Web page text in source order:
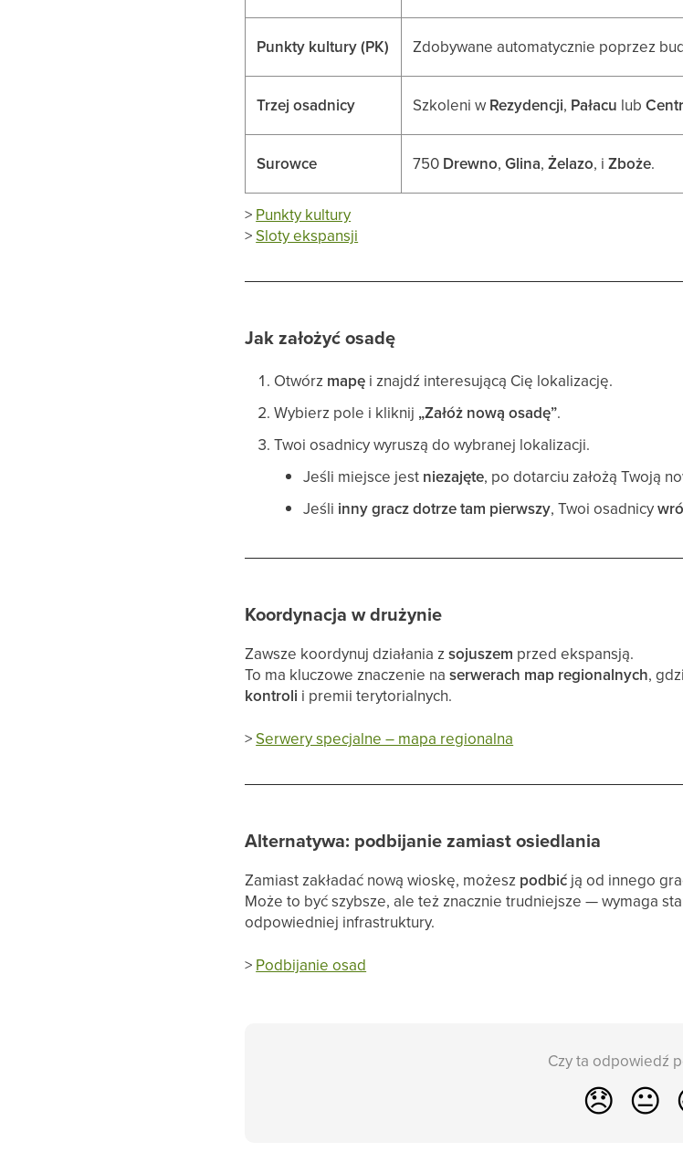
Punkty kultury (PK) Zdobywane automatycznie poprzez
Trzej osadnicy Szkoleni w Rezydencji, Pałacu lub
Surowce 750 Drewno,Glina,Żelazo, iZboże.
> Punkty kultury
>Sloty ekspansji
Jak założyć osadę
Otwórz mapę i znajdź interesującą Cię lokalizację.
Wybierz pole i kliknij „Załóż nową osadę”.
Twoi osadnicy wyruszą do wybranej lokalizacji.
Jeśli miejsce jest niezajęte, po dotarciu założą Twoją
Jeśli inny gracz dotrze tam pierwszy, Twoi osadnicy
Koordynacja w drużynie
Zawsze koordynuj działania zsojuszem przed ekspansją.
To ma kluczowe znaczenie naserwerach map regionalnych,
kontroli i premii terytorialnych.
>Serwery specjalne – mapa regionalna
Alternatywa: podbijanie zamiast osiedlania
Zamiast zakładać nową wioskę, możesz podbić ją od innego
Może to być szybsze, ale też znacznie trudniejsze — wymaga
odpowiedniej infrastruktury.
> Podbijanie osad
Czy ta odpowiedź
😞 😐